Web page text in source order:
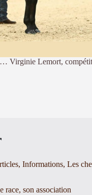
Virginie Lemort,
, Informations, Les
race, son association